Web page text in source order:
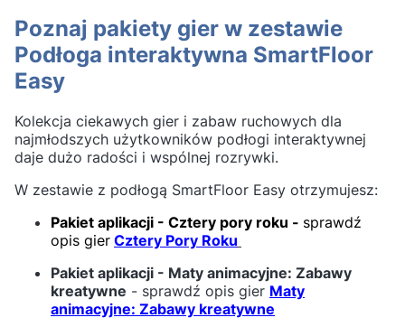
Poznaj pakiety gier w zestawie
Podłoga interaktywna SmartFloor
Easy
Kolekcja ciekawych gier i zabaw ruchowych dla
najmłodszych użytkowników podłogi interaktywnej
daje dużo radości i wspólnej rozrywki.
W zestawie z podłogą SmartFloor Easy otrzymujesz:
Pakiet aplikacji - Cztery pory roku - sprawdź
opis gier Cztery Pory Roku
Pakiet aplikacji - Maty animacyjne: Zabawy
kreatywne - sprawdź opis gier Maty
animacyjne: Zabawy kreatywne